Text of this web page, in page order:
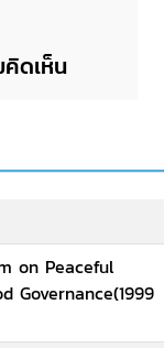
ดเห็น
on Peaceful
Governance(1999